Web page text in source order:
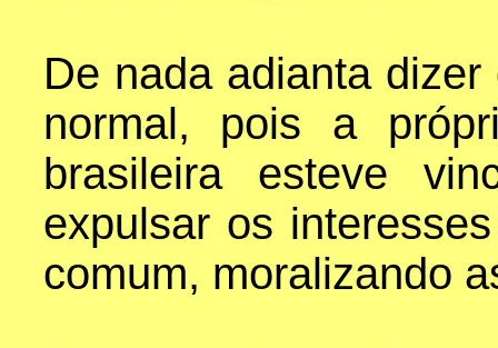
De nada adianta
normal, pois a
brasileira esteve
expulsar os
comum, moralizando